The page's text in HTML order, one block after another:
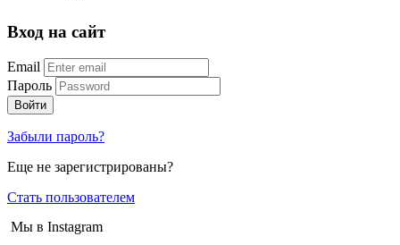
Вход на сайт
Email
Пароль
Войти
Забыли пароль?
Еще не зарегистрированы?
Стать пользователем
Мы в Instagram